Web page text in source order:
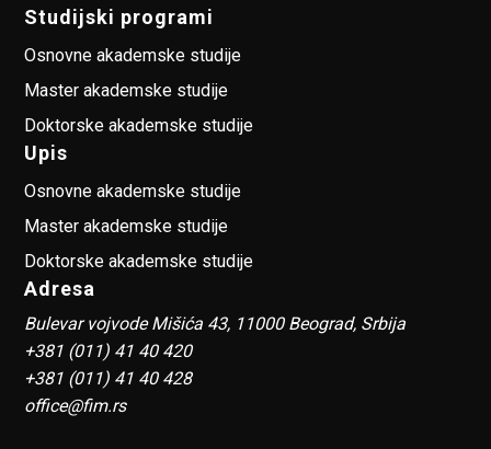
Studijski programi
Osnovne akademske studije
Master akademske studije
Doktorske akademske studije
Upis
Osnovne akademske studije
Master akademske studije
Doktorske akademske studije
Adresa
Bulevar vojvode Mišića 43, 11000 Beograd, Srbija
+381 (011) 41 40 420
+381 (011) 41 40 428
office@fim.rs